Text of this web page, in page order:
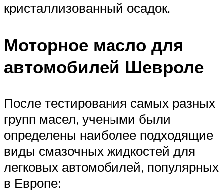
кристаллизованный осадок.
Моторное масло для
автомобилей Шевроле
После тестирования самых разных
групп масел, учеными были
определены наиболее подходящие
виды смазочных жидкостей для
легковых автомобилей, популярных
в Европе: